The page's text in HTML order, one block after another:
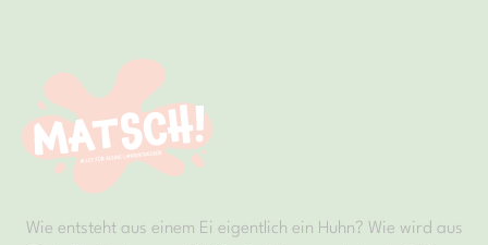
Wie entsteht aus einem Ei eigentlich ein Huhn? Wie wird aus